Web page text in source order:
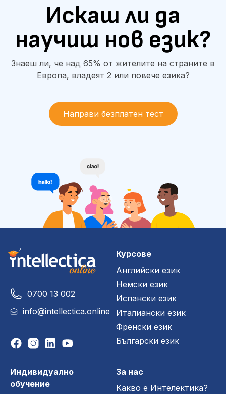
Искаш ли да
научиш нов език?
Знаеш ли, че над 65% от жителите на страните в
Европа, владеят 2 или повече езика?
Направи безплатен тест
0700 13 002
info@intellectica.online
Курсове
Английски език
Немски език
Испански език
Италиански език
Френски език
Български език
Индивидуално
обучение
За нас
Какво е Интелектика?